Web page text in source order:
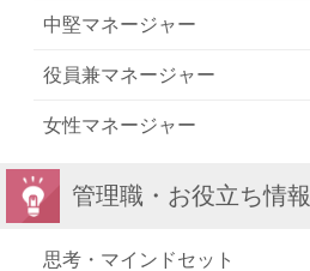
中堅マネージャー
役員兼マネージャー
女性マネージャー
管理職・お役立ち情報
思考・マインドセット